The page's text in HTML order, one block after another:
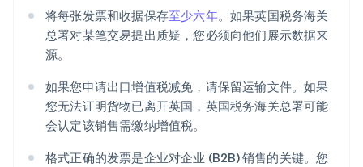
将每张发票和收据保存至少六年。如果英国税务海关
总署对某笔交易提出质疑，您必须向他们展示数据来
源。
如果您申请出口增值税减免，请保留运输文件。如果
您无法证明货物已离开英国，英国税务海关总署可能
会认定该销售需缴纳增值税。
格式正确的发票是企业对企业 (B2B) 销售的关键。您